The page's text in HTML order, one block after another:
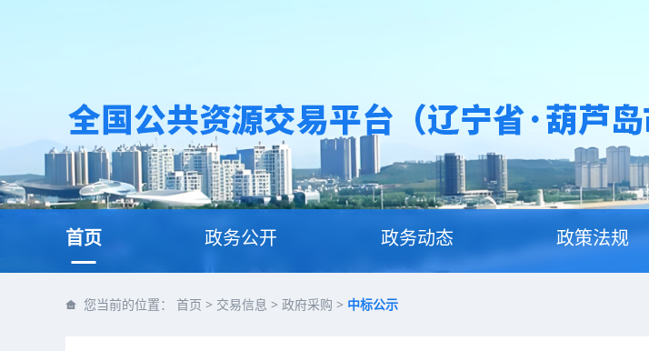
首页 政务公开 政务动态 政策法规
您当前的位置： 首页 > 交易信息 > 政府采购 > 中标公示